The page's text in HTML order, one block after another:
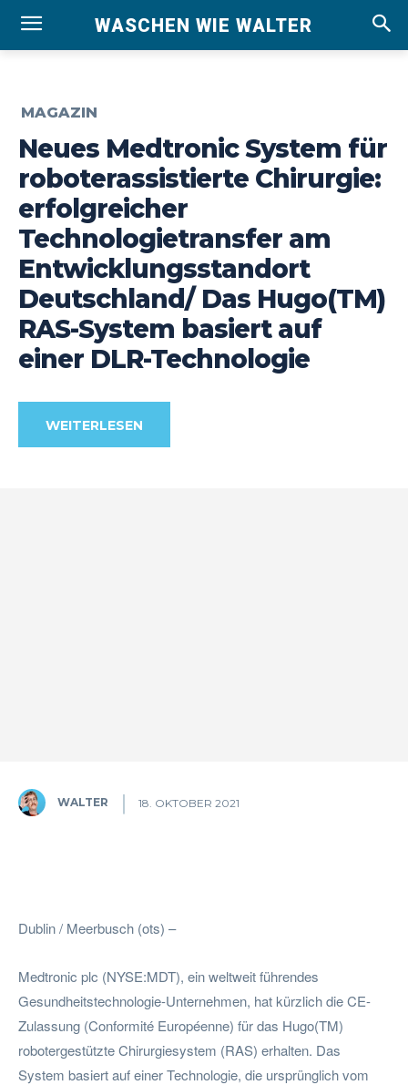
WASCHEN WIE WALTER
MAGAZIN
Neues Medtronic System für
roboterassistierte Chirurgie:
erfolgreicher
Technologietransfer am
Entwicklungsstandort
Deutschland/ Das Hugo(TM)
RAS-System basiert auf
einer DLR-Technologie
WEITERLESEN
WALTER 18. OKTOBER 2021
Dublin / Meerbusch (ots) –
Medtronic plc (NYSE:MDT), ein weltweit führendes
Gesundheitstechnologie-Unternehmen, hat kürzlich die CE-
Zulassung (Conformité Européenne) für das Hugo(TM)
robotergestützte Chirurgiesystem (RAS) erhalten. Das
System basiert auf einer Technologie, die ursprünglich vom